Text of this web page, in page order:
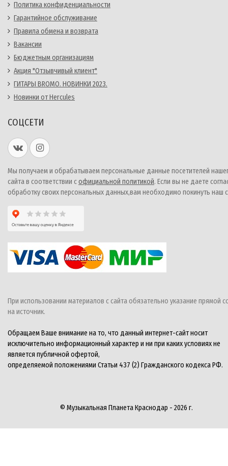
Политика конфиденциальности
Гарантийное обслуживание
Правила обмена и возврата
Вакансии
Бюджетным организациям
Акция "Отзывчивый клиент"
ГИТАРЫ BROMO. НОВИНКИ 2023.
Новинки от Hercules
СОЦСЕТИ
Мы получаем и обрабатываем персональные данные посетителей
сайта в соответствии софициальной политикой. Если вы не даете
обработку своих персональных данных,вам необходимо покинуть наш
При использовании материалов с сайта обязательно указание прямой
на источник.
Обращаем Ваше внимание на то, что данный интернет-сайт носит
исключительно информационный характер и ни при каких условиях не
является публичной офертой,
определяемой положениями Статьи 437 (2) Гражданского кодекса РФ.
© Музыкальная Планета Краснодар - 2026 г.